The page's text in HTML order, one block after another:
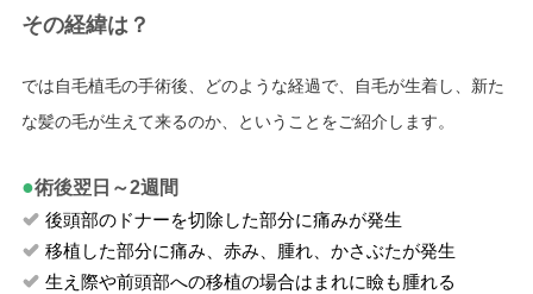
その経緯は？
では自毛植毛の手術後、どのような経過で、自毛が生着し、新た
な髪の毛が生えて来るのか、ということをご紹介します。
●術後翌日～2週間
後頭部のドナーを切除した部分に痛みが発生
移植した部分に痛み、赤み、腫れ、かさぶたが発生
生え際や前頭部への移植の場合はまれに瞼も腫れる